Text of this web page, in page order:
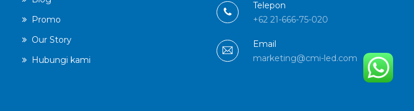
Promo
Our Story
Hubungi kami
Telepon
+62 21-666-75-020
Email
marketing@cmi-led.com